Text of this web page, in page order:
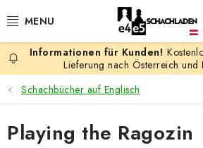
Inhalt
AKTION
SCHACHSPIELE
SCHACHFIGUREN
Lieferung nach Österreich und
Schachbücher auf Englisch
Playing the Ragozin